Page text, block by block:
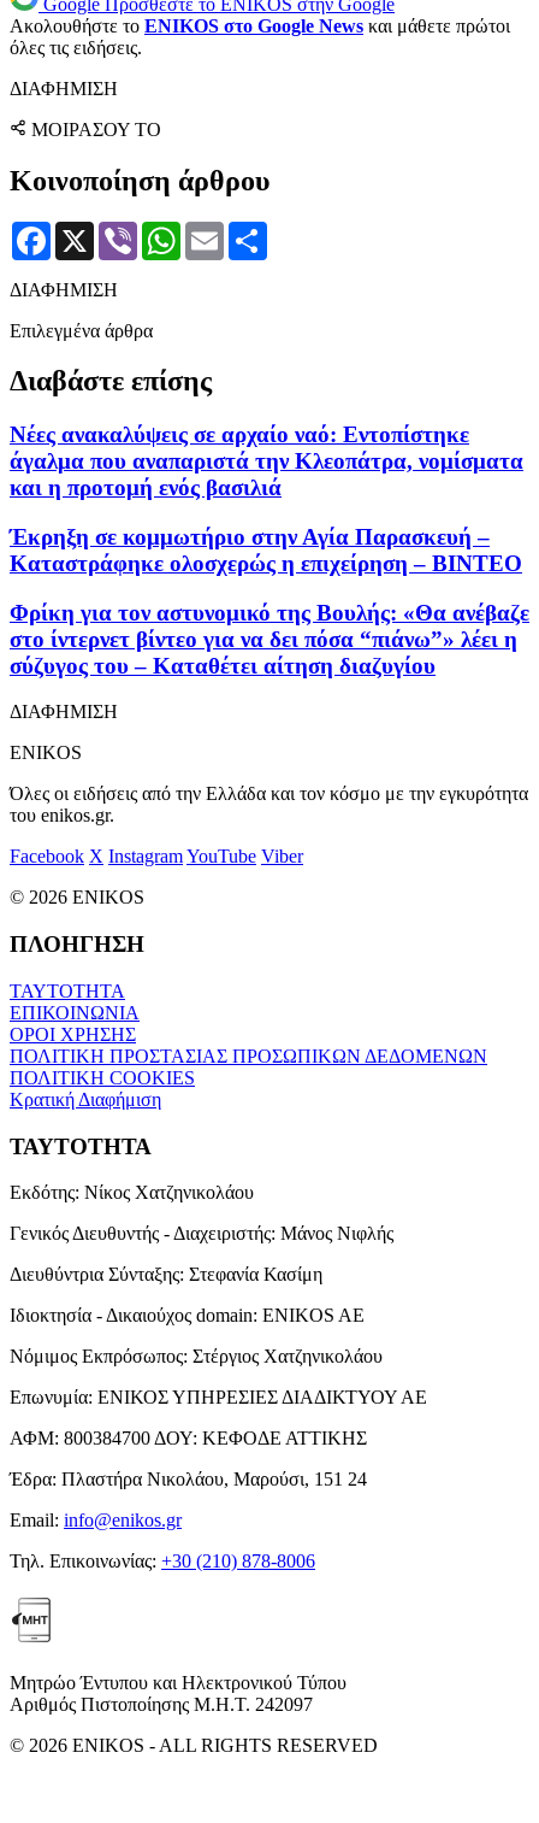
Ακολουθήστε το ENIKOS στο Google News και μάθετε πρώτοι
όλες τις ειδήσεις.
ΔΙΑΦΗΜΙΣΗ
ΜΟΙΡΑΣΟΥ ΤΟ
Κοινοποίηση άρθρου
Facebook
X Viber WhatsApp
Email
ΔΙΑΦΗΜΙΣΗ
Επιλεγμένα άρθρα
Διαβάστε επίσης
Νέες ανακαλύψεις σε αρχαίο ναό: Εντοπίστηκε
άγαλμα που αναπαριστά την Κλεοπάτρα, νομίσματα
και η προτομή ενός βασιλιά
Έκρηξη σε κομμωτήριο στην Αγία Παρασκευή –
Καταστράφηκε ολοσχερώς η επιχείρηση – ΒΙΝΤΕΟ
Φρίκη για τον αστυνομικό της Βουλής: «Θα ανέβαζε
στο ίντερνετ βίντεο για να δει πόσα “πιάνω”» λέει η
σύζυγος του – Καταθέτει αίτηση διαζυγίου
ΔΙΑΦΗΜΙΣΗ
ENIKOS
Όλες οι ειδήσεις από την Ελλάδα και τον κόσμο με την εγκυρότητα
του enikos.gr.
Facebook X InstagramYouTube Viber
© 2026 ENIKOS
ΠΛΟΗΓΗΣΗ
ΤΑΥΤΟΤΗΤΑ
ΕΠΙΚΟΙΝΩΝΙΑ
ΟΡΟΙ ΧΡΗΣΗΣ
ΠΟΛΙΤΙΚΗ ΠΡΟΣΤΑΣΙΑΣ ΠΡΟΣΩΠΙΚΩΝ ΔΕΔΟΜΕΝΩΝ
ΠΟΛΙΤΙΚΗ COOKIES
Κρατική Διαφήμιση
ΤΑΥΤΟΤΗΤΑ
Εκδότης: Νίκος Χατζηνικολάου
Γενικός Διευθυντής - Διαχειριστής: Μάνος Νιφλής
Διευθύντρια Σύνταξης: Στεφανία Κασίμη
Ιδιοκτησία - Δικαιούχος domain: ENIKOS AE
Νόμιμος Εκπρόσωπος: Στέργιος Χατζηνικολάου
Επωνυμία: ΕΝΙΚΟΣ ΥΠΗΡΕΣΙΕΣ ΔΙΑΔΙΚΤΥΟΥ ΑΕ
ΑΦΜ: 800384700 ΔΟΥ: ΚΕΦΟΔΕ ΑΤΤΙΚΗΣ
Έδρα: Πλαστήρα Νικολάου, Μαρούσι, 151 24
Email: info@enikos.gr
Τηλ. Επικοινωνίας: +30 (210) 878-8006
Μητρώο Έντυπου και Ηλεκτρονικού Τύπου
Αριθμός Πιστοποίησης Μ.Η.Τ. 242097
© 2026 ENIKOS - ALL RIGHTS RESERVED